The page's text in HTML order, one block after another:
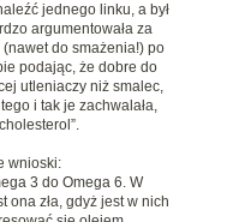
jednego linku, a był
argumentowała za
(nawet do smażenia!) po
podając, że dobre do
utleniaczy niż smalec,
i tak je zachwalała,
wnioski:
3 do Omega 6. W
ona zła, gdyż jest w nich